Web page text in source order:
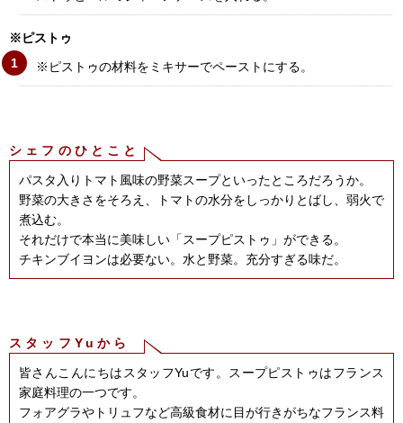
※ピストゥ
※ピストゥの材料をミキサーでペーストにする。
シェフのひとこと
パスタ入りトマト風味の野菜スープといったところだろうか。
野菜の大きさをそろえ、トマトの水分をしっかりとばし、弱火で
煮込む。
それだけで本当に美味しい「スープピストゥ」ができる。
チキンブイヨンは必要ない。水と野菜。充分すぎる味だ。
スタッフYuから
皆さんこんにちはスタッフYuです。スープピストゥはフランス
家庭料理の一つです。
フォアグラやトリュフなど高級食材に目が行きがちなフランス料